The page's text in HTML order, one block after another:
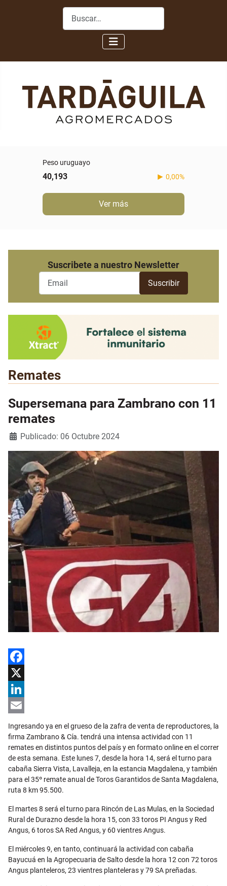
Buscar
Peso uruguayo
40,193 0,00%
Ver más
Suscribete a nuestro Newsletter
Remates
Supersemana para Zambrano con 11
remates
Detalles
Publicado: 06 Octubre 2024
Facebook
X
LinkedIn
Ingresando ya en el grueso de la zafra de venta de reproductores, la
firma Zambrano & Cía. tendrá una intensa actividad con 11
remates en distintos puntos del país y en formato online en el correr
de esta semana. Este lunes 7, desde la hora 14, será el turno para
cabaña Sierra Vista, Lavalleja, en la estancia Magdalena, y también
para el 35º remate anual de Toros Garantidos de Santa Magdalena,
ruta 8 km 95.500.
El martes 8 será el turno para Rincón de Las Mulas, en la Sociedad
Rural de Durazno desde la hora 15, con 33 toros PI Angus y Red
Angus, 6 toros SA Red Angus, y 60 vientres Angus.
El miércoles 9, en tanto, continuará la actividad con cabaña
Bayucuá en la Agropecuaria de Salto desde la hora 12 con 72 toros
Angus planteleros, 23 vientres planteleras y 79 SA preñadas.